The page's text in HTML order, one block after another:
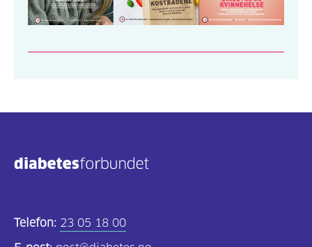
Telefon: 23 05 18 00